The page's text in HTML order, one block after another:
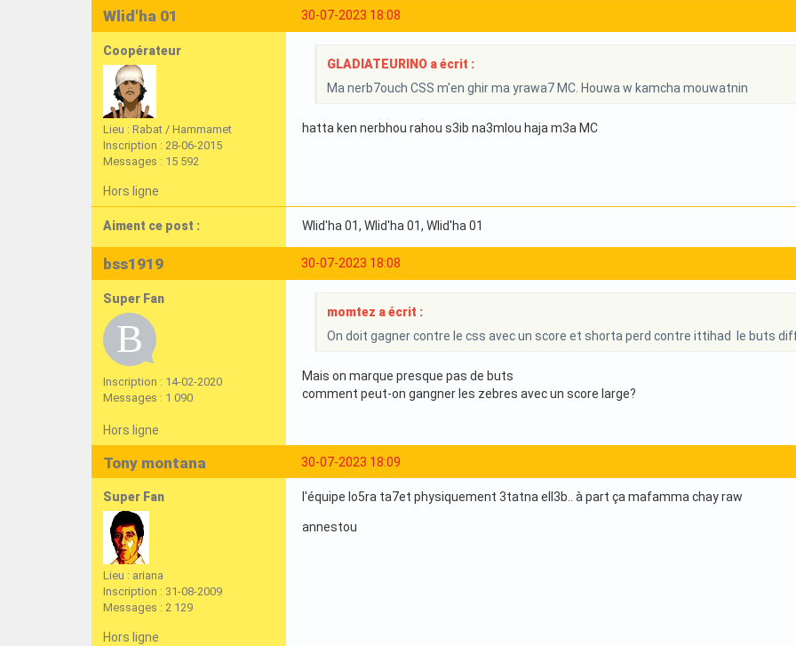
30-07-2023 18:08
Wlid'ha 01
Coopérateur
Lieu : Rabat / Hammamet
Inscription : 28-06-2015
Messages : 15 592
GLADIATEURINO a écrit :
Ma nerb7ouch CSS m'en ghir ma yrawa7 MC. Houwa w kamcha mouwatnin
hatta ken nerbhou rahou s3ib na3mlou haja m3a MC
Hors ligne
Aiment ce post : Wlid'ha 01, Wlid'ha 01, Wlid'ha 01
30-07-2023 18:08
bss1919
Super Fan
Inscription : 14-02-2020
Messages : 1 090
momtez a écrit :
On doit gagner contre le css avec un score et shorta perd contre ittihad le buts
Mais on marque presque pas de buts
comment peut-on gangner les zebres avec un score large?
Hors ligne
30-07-2023 18:09
Tony montana
Super Fan
Lieu : ariana
Inscription : 31-08-2009
Messages : 2 129
l'équipe lo5ra ta7et physiquement 3tatna ell3b.. à part ça mafamma chay raw
annestou
Hors ligne